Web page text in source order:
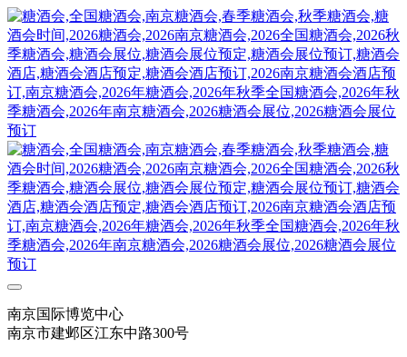
南京国际博览中心
南京市建邺区江东中路300号